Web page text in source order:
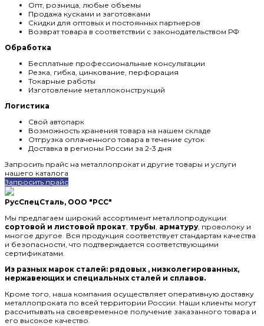
Опт, розница, любые объемы
Продажа кусками и заготовками
Скидки для оптовых и постоянных партнеров
Возврат товара в соответствии с законодательством РФ
Обработка
Бесплатные профессиональные консультации
Резка, гибка, цинкование, перфорация
Токарные работы
Изготовление металлоконструкций
Логистика
Свой автопарк
Возможность хранения товара на нашем складе
Отгрузка оплаченного товара в течение суток
Доставка в регионы России за 2-3 дня
Запросить прайс на металлопрокат и другие товары и услуги
нашего каталога
Запросить прайс
РусСпецСталь, ООО "РСС"
Мы предлагаем широкий ассортимент металлопродукции:
сортовой и листовой прокат, трубы, арматуру, проволоку и
многое другое. Вся продукция соответствует стандартам качества
и безопасности, что подтверждается соответствующими
сертификатами.
Из разных марок сталей: рядовых , низколегированных,
нержавеющих и специальных сталей и сплавов.
Кроме того, наша компания осуществляет оперативную доставку
металлопроката по всей территории России. Наши клиенты могут
рассчитывать на своевременное получение заказанного товара и
его высокое качество.